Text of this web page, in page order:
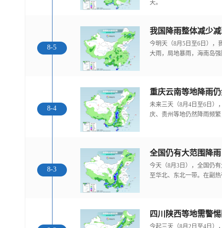
天。
8-5
我国降雨整体减少
今明天（8月5日至6日），
大雨，局地暴雨，海南岛
8-4
重庆云南等地降雨
未来三天（8月4日至6日）
庆、贵州等地仍然降雨频
8-3
全国仍有大范围降
今天（8月3日），全国仍
至华北、东北一带。在副
今起三天（8月2日至4日）